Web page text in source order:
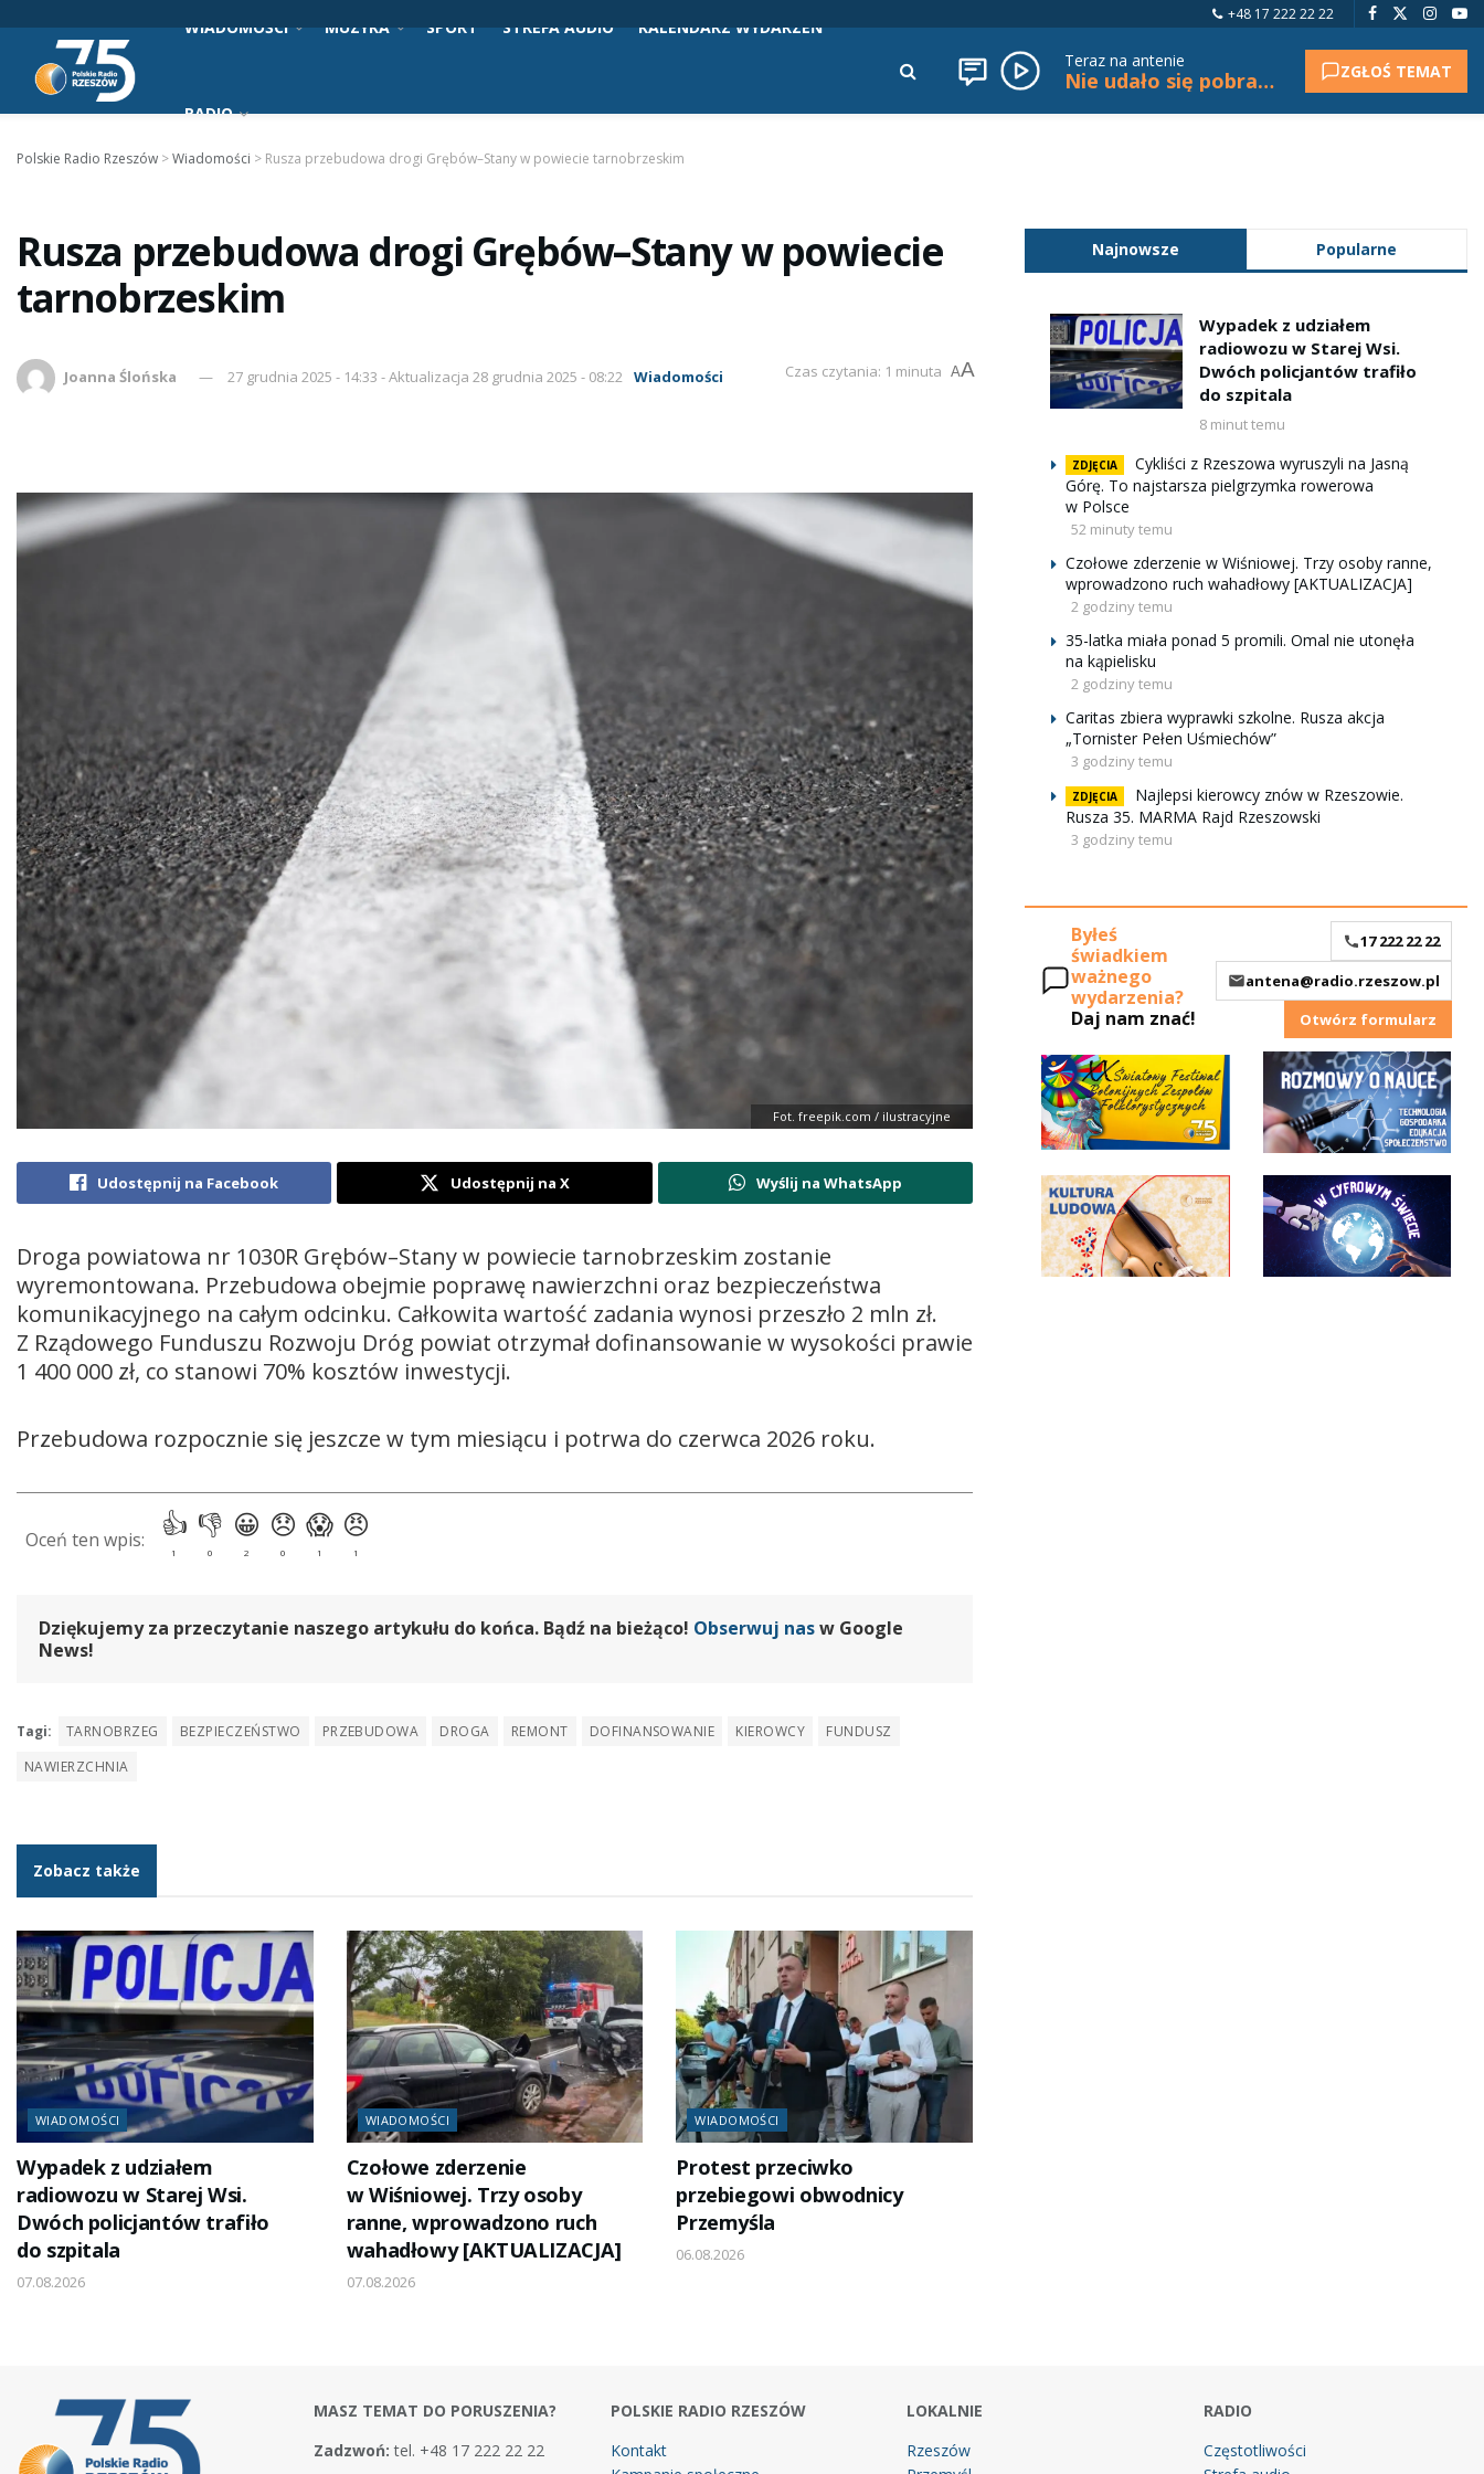
+48 17 222 22 22
WIADOMOŚCI MUZYKA SPORT STREFA AUDIO KALENDARZ WYDARZEŃ
RADIO
Teraz na antenie
Nie udało się pobrać tytułu. ZGŁOŚ TEMAT
Polskie Radio Rzeszów >Wiadomości > Rusza przebudowa drogi Grębów–Stany w powiecie tarnobrzeskim
Rusza przebudowa drogi Grębów–Stany w powiecie
tarnobrzeskim
Joanna Ślońska 27 grudnia 2025 - 14:33 - Aktualizacja 28 grudnia 2025 - 08:22 Wiadomości Czas czytania: 1 minuta AA
Fot. freepik.com / ilustracyjne
Udostępnij na Facebook Udostępnij na X Wyślij na WhatsApp
Droga powiatowa nr 1030R Grębów–Stany w powiecie tarnobrzeskim zostanie
wyremontowana. Przebudowa obejmie poprawę nawierzchni oraz bezpieczeństwa
komunikacyjnego na całym odcinku. Całkowita wartość zadania wynosi przeszło 2 mln zł.
Z Rządowego Funduszu Rozwoju Dróg powiat otrzymał dofinansowanie w wysokości prawie
1 400 000 zł, co stanowi 70% kosztów inwestycji.
Przebudowa rozpocznie się jeszcze w tym miesiącu i potrwa do czerwca 2026 roku.
Dziękujemy za przeczytanie naszego artykułu do końca. Bądź na bieżąco! Obserwuj nasw Google
News!
Tagi: TARNOBRZEG BEZPIECZEŃSTWO PRZEBUDOWA DROGA REMONT DOFINANSOWANIE KIEROWCY
FUNDUSZ
NAWIERZCHNIA
Zobacz także
WIADOMOŚCI
Wypadek z udziałem
radiowozu w Starej Wsi.
Dwóch policjantów trafiło
do szpitala
07.08.2026
WIADOMOŚCI
Czołowe zderzenie
w Wiśniowej. Trzy osoby
ranne, wprowadzono ruch
wahadłowy [AKTUALIZACJA]
07.08.2026
WIADOMOŚCI
Protest przeciwko
przebiegowi obwodnicy
Przemyśla
06.08.2026
Najnowsze Popularne
Wypadek z udziałem
radiowozu w Starej Wsi.
Dwóch policjantów trafiło
do szpitala
8 minut temu
ZDJĘCIA
Cykliści z Rzeszowa wyruszyli na Jasną
Górę. To najstarsza pielgrzymka rowerowa
w Polsce
52 minuty temu
Czołowe zderzenie w Wiśniowej. Trzy osoby ranne,
wprowadzono ruch wahadłowy [AKTUALIZACJA]
2 godziny temu
35-latka miała ponad 5 promili. Omal nie utonęła
na kąpielisku
2 godziny temu
Caritas zbiera wyprawki szkolne. Rusza akcja
„Tornister Pełen Uśmiechów”
3 godziny temu
ZDJĘCIA
Najlepsi kierowcy znów w Rzeszowie.
Rusza 35. MARMA Rajd Rzeszowski
3 godziny temu
Byłeś
świadkiem
ważnego
wydarzenia?
Daj nam znać!
17 222 22 22
antena@radio.rzeszow.pl
Otwórz formularz
MASZ TEMAT DO PORUSZENIA?
Zadzwoń: tel. +48 17 222 22 22
POLSKIE RADIO RZESZÓW
Kontakt
LOKALNIE
Rzeszów
RADIO
Częstotliwości